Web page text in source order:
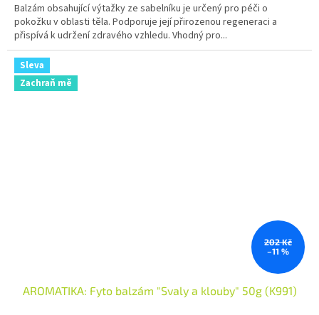
Balzám obsahující výtažky ze sabelníku je určený pro péči o
pokožku v oblasti těla. Podporuje její přirozenou regeneraci a
přispívá k udržení zdravého vzhledu. Vhodný pro...
Sleva
Zachraň mě
202 Kč
–11 %
AROMATIKA: Fyto balzám "Svaly a klouby" 50g (K991)